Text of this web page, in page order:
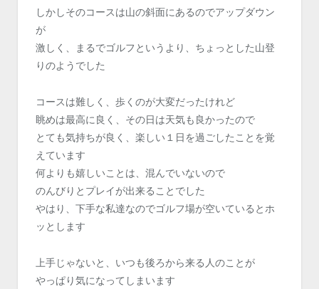
しかしそのコースは山の斜面にあるのでアップダウン
が
激しく、まるでゴルフというより、ちょっとした山登
りのようでした
コースは難しく、歩くのが大変だったけれど
眺めは最高に良く、その日は天気も良かったので
とても気持ちが良く、楽しい１日を過ごしたことを覚
えています
何よりも嬉しいことは、混んでいないので
のんびりとプレイが出来ることでした
やはり、下手な私達なのでゴルフ場が空いているとホ
ッとします
上手じゃないと、いつも後ろから来る人のことが
やっぱり気になってしまいます